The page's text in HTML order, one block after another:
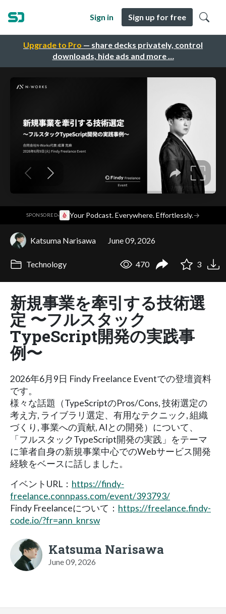
Upgrade to Pro — share decks privately, control
downloads, hide ads and more …
Sign in Sign up for free
SPONSORED· Your Podcast. Everywhere. Effortlessly.→
Katsuma Narisawa June 09, 2026
Technology 470 3
新規事業を牽引する技術選
定 〜フルスタック
TypeScript開発の実践事
例〜
2026年6月9日 Findy Freelance Eventでの登壇資料
です。
様々な話題（TypeScriptのPros/Cons, 技術選定の
考え方, ライブラリ選定、有用なテクニック, 組織
づくり, 事業への貢献, AIとの開発）について、
「フルスタックTypeScript開発の実践」をテーマ
に筆者自身の新規事業中心でのWebサービス開発
経験をベースに話しました。
イベントURL： https://findy-
freelance.connpass.com/event/393793/
Findy Freelanceについて： https://freelance.findy-
code.io/?fr=ann_knrsw
Katsuma Narisawa
June 09, 2026